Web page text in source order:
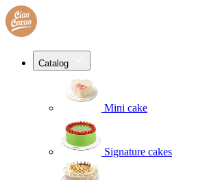
Catalog
Mini cake
Signature cakes